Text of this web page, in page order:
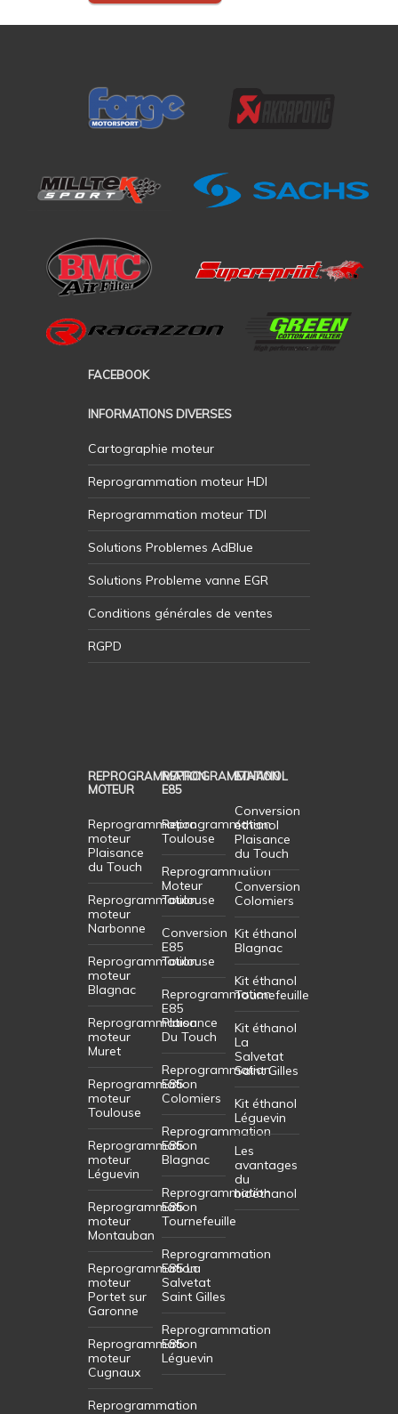
FACEBOOK
INFORMATIONS DIVERSES
Cartographie moteur
Reprogrammation moteur HDI
Reprogrammation moteur TDI
Solutions Problemes AdBlue
Solutions Probleme vanne EGR
Conditions générales de ventes
RGPD
REPROGRAMMATION
MOTEUR
Reprogrammation
moteur
Plaisance
du Touch
Reprogrammation
moteur
Narbonne
Reprogrammation
moteur
Blagnac
Reprogrammation
moteur
Muret
Reprogrammation
moteur
Toulouse
Reprogrammation
moteur
Léguevin
Reprogrammation
moteur
Montauban
Reprogrammation
moteur
Portet sur
Garonne
Reprogrammation
moteur
Cugnaux
Reprogrammation
REPROGRAMMATION
E85
Reprogrammation
Toulouse
Reprogrammation
Moteur
Toulouse
Conversion
E85
Toulouse
Reprogrammation
E85
Plaisance
Du Touch
Reprogrammation
E85
Colomiers
Reprogrammation
E85
Blagnac
Reprogrammation
E85
Tournefeuille
Reprogrammation
E85 La
Salvetat
Saint Gilles
Reprogrammation
E85
Léguevin
ETHANOL
Conversion
éthanol
Plaisance
du Touch
Conversion
Colomiers
Kit éthanol
Blagnac
Kit éthanol
Tournefeuille
Kit éthanol
La
Salvetat
Saint Gilles
Kit éthanol
Léguevin
Les
avantages
du
bioéthanol